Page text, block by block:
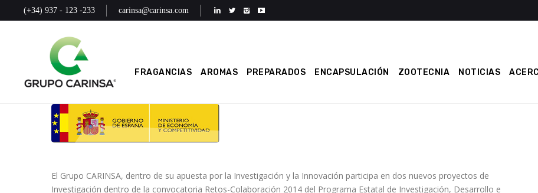
(+34) 937 - 123 -233 carinsa@carinsa.com
FRAGANCIAS AROMAS PREPARADOS ENCAPSULACIÓN ZOOTECNIA NOTICIAS
El Grupo CARINSA, dentro de su apuesta por la Investigación y la Innovación participa en dos nuevos proyectos de
Investigación dentro de la convocatoria Retos-Colaboración 2014 del Programa Estatal de Investigación, Desarrollo e